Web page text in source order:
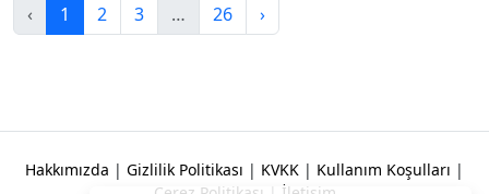
‹ 1 2 3 … 26 ›
Hakkımızda | Gizlilik Politikası | KVKK | Kullanım Koşulları |